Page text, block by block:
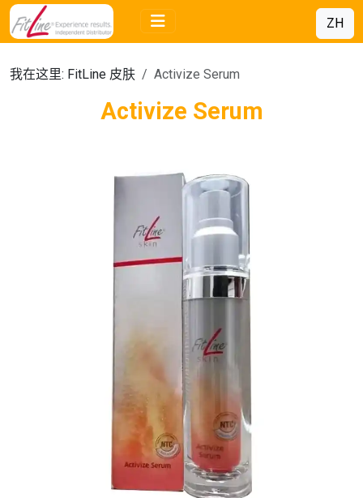
ZH
我在这里: FitLine 皮肤 Activize Serum
Activize Serum